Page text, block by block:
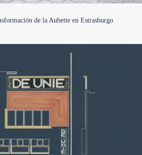
de la Aubette en Estrasburgo